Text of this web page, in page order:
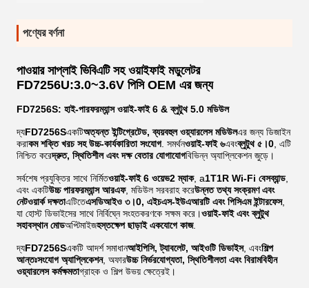
পণ্যের বর্ণনা
পাওয়ার সাপ্লাই ভিবিএটি সহ ওয়াইফাই মডুলেটর
FD7256U:3.0~3.6V পিসি OEM এর জন্য
FD7256S: হাই-পারফরম্যান্স ওয়াই-ফাই 6 & ব্লুটুথ 5.0 মডিউল
দ্যFD7256Sএকটিঅত্যন্ত ইন্টিগ্রেটেড, ব্যয়বহুল ওয়্যারলেস মডিউলএর জন্য ডিজাইন
করাকম শক্তি খরচ সহ উচ্চ-কার্যকারিতা সংযোগ. সমর্থনওয়াই-ফাই ৬এবংব্লুটুথ ৫।0 , এটি
নিশ্চিত করেদ্রুত, স্থিতিশীল এবং দক্ষ বেতার যোগাযোগবিভিন্ন অ্যাপ্লিকেশন জুড়ে।
সর্বশেষ প্রযুক্তির সাথে নির্মিতওয়াই-ফাই 6 ওয়েভ2 ম্যাক, a1T1R Wi-Fi বেসব্যান্ড,
এবং একটিউচ্চ পারফরম্যান্স আরএফ, মডিউল সরবরাহ করেউন্নত তথ্য সংক্রমণ এবং
নেটওয়ার্ক দক্ষতাএটিতেএসডিআইও ৩।0, এইচএস-ইউএআরটি এবং পিসিএম ইন্টারফেস,
যা হোস্ট ডিভাইসের সাথে নির্বিঘ্নে সংহতকরণকে সক্ষম করে।ওয়াই-ফাই এবং ব্লুটুথ
সহাবস্থান মোডঅপ্টিমাইজহস্তক্ষেপ ছাড়াই একযোগে কাজ.
দ্যFD7256Sএকটি আদর্শ সমাধানআইপিসি, ট্যাবলেট, আইওটি ডিভাইস, এবংশিল্প
আন্তঃসংযোগ অ্যাপ্লিকেশন, অফারউচ্চ নির্ভরযোগ্যতা, স্থিতিশীলতা এবং বিরামবিহীন
ওয়্যারলেস কর্মক্ষমতাগ্রাহক ও শিল্প উভয় ক্ষেত্রেই।